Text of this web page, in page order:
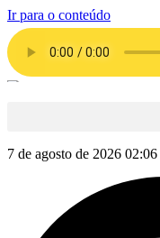
Ir para o conteúdo
7 de agosto de 2026 02:06